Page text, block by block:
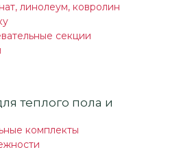
линолеум, ковролин
секции
теплого пола и
комплекты